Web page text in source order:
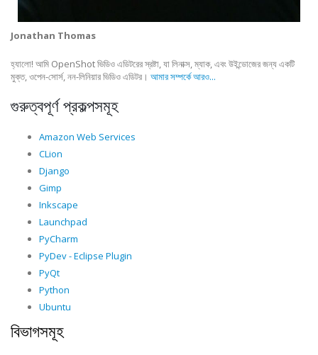
Jonathan Thomas
হ্যালো! আমি OpenShot ভিডিও এডিটরের স্রষ্টা, যা লিনাক্স, ম্যাক, এবং উইন্ডোজের জন্য একটি
মুক্ত, ওপেন-সোর্স, নন-লিনিয়ার ভিডিও এডিটর। আমার সম্পর্কে আরও...
গুরুত্বপূর্ণ প্রকল্পসমূহ
Amazon Web Services
CLion
Django
Gimp
Inkscape
Launchpad
PyCharm
PyDev - Eclipse Plugin
PyQt
Python
Ubuntu
বিভাগসমূহ